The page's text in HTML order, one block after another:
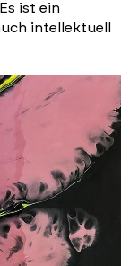
ist ein
intellektuell